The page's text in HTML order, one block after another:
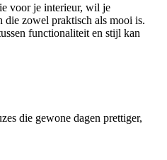
voor je interieur, wil je
die zowel praktisch als mooi is.
functionaliteit en stijl kan
die gewone dagen prettiger,